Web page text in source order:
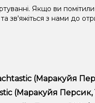
Якщо ви
зв'яжіться з нами до
(Маракуйя
високою
(Маракуйя Персик,